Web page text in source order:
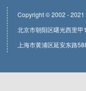
Copyright © 2002 -
北京市朝阳区曙光西里
上海市黄浦区延安东路